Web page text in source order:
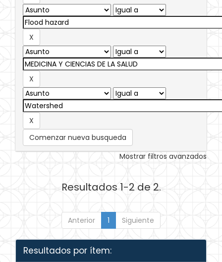
Comenzar nueva busqueda
Mostrar filtros avanzados
Resultados 1-2 de 2.
Anterior 1 Siguiente
Resultados por ítem: